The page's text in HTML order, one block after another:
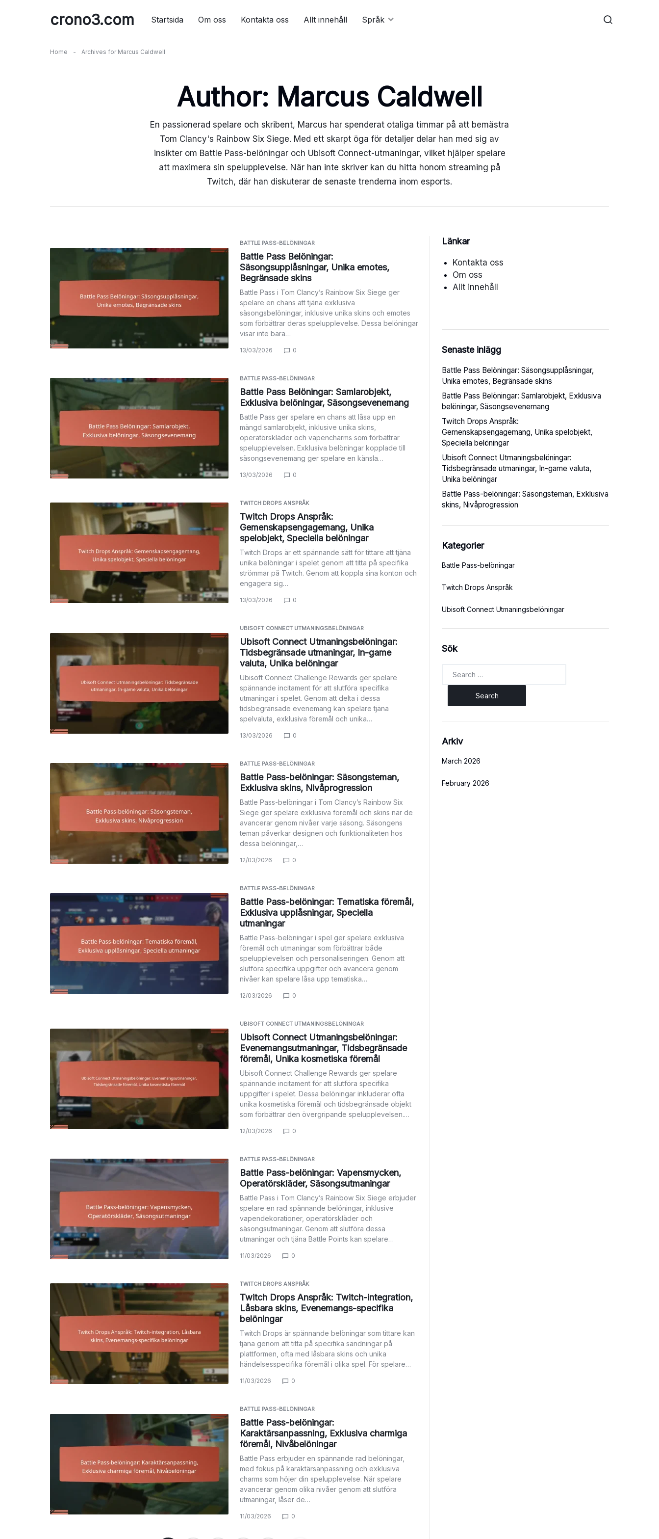
crono3.com Startsida Om oss Kontakta oss Allt innehåll Språk
Home - Archives for Marcus Caldwell
Author: Marcus Caldwell
En passionerad spelare och skribent, Marcus har spenderat otaliga timmar på att bemästra
Tom Clancy's Rainbow Six Siege. Med ett skarpt öga för detaljer delar han med sig av
insikter om Battle Pass-belöningar och Ubisoft Connect-utmaningar, vilket hjälper spelare
att maximera sin spelupplevelse. När han inte skriver kan du hitta honom streaming på
Twitch, där han diskuterar de senaste trenderna inom esports.
BATTLE PASS-BELÖNINGAR
Battle Pass Belöningar:
Säsongsupplåsningar, Unika emotes,
Begränsade skins
Battle Pass i Tom Clancy’s Rainbow Six Siege ger
spelare en chans att tjäna exklusiva
säsongsbelöningar, inklusive unika skins och emotes
som förbättrar deras spelupplevelse. Dessa belöningar
visar inte bara…
13/03/2026 0
BATTLE PASS-BELÖNINGAR
Battle Pass Belöningar: Samlarobjekt,
Exklusiva belöningar, Säsongsevenemang
Battle Pass ger spelare en chans att låsa upp en
mängd samlarobjekt, inklusive unika skins,
operatörskläder och vapencharms som förbättrar
spelupplevelsen. Exklusiva belöningar kopplade till
säsongsevenemang ger spelare en känsla…
13/03/2026 0
TWITCH DROPS ANSPRÅK
Twitch Drops Anspråk:
Gemenskapsengagemang, Unika
spelobjekt, Speciella belöningar
Twitch Drops är ett spännande sätt för tittare att tjäna
unika belöningar i spelet genom att titta på specifika
strömmar på Twitch. Genom att koppla sina konton och
engagera sig…
13/03/2026 0
UBISOFT CONNECT UTMANINGSBELÖNINGAR
Ubisoft Connect Utmaningsbelöningar:
Tidsbegränsade utmaningar, In-game
valuta, Unika belöningar
Ubisoft Connect Challenge Rewards ger spelare
spännande incitament för att slutföra specifika
utmaningar i spelet. Genom att delta i dessa
tidsbegränsade evenemang kan spelare tjäna
spelvaluta, exklusiva föremål och unika…
13/03/2026 0
BATTLE PASS-BELÖNINGAR
Battle Pass-belöningar: Säsongsteman,
Exklusiva skins, Nivåprogression
Battle Pass-belöningar i Tom Clancy’s Rainbow Six
Siege ger spelare exklusiva föremål och skins när de
avancerar genom nivåer varje säsong. Säsongens
teman påverkar designen och funktionaliteten hos
dessa belöningar,…
12/03/2026 0
BATTLE PASS-BELÖNINGAR
Battle Pass-belöningar: Tematiska föremål,
Exklusiva upplåsningar, Speciella
utmaningar
Battle Pass-belöningar i spel ger spelare exklusiva
föremål och utmaningar som förbättrar både
spelupplevelsen och personaliseringen. Genom att
slutföra specifika uppgifter och avancera genom
nivåer kan spelare låsa upp tematiska…
12/03/2026 0
UBISOFT CONNECT UTMANINGSBELÖNINGAR
Ubisoft Connect Utmaningsbelöningar:
Evenemangsutmaningar, Tidsbegränsade
föremål, Unika kosmetiska föremål
Ubisoft Connect Challenge Rewards ger spelare
spännande incitament för att slutföra specifika
uppgifter i spelet. Dessa belöningar inkluderar ofta
unika kosmetiska föremål och tidsbegränsade objekt
som förbättrar den övergripande spelupplevelsen.…
12/03/2026 0
BATTLE PASS-BELÖNINGAR
Battle Pass-belöningar: Vapensmycken,
Operatörskläder, Säsongsutmaningar
Battle Pass i Tom Clancy’s Rainbow Six Siege erbjuder
spelare en rad spännande belöningar, inklusive
vapendekorationer, operatörskläder och
säsongsutmaningar. Genom att slutföra dessa
utmaningar och tjäna Battle Points kan spelare…
11/03/2026 0
TWITCH DROPS ANSPRÅK
Twitch Drops Anspråk: Twitch-integration,
Låsbara skins, Evenemangs-specifika
belöningar
Twitch Drops är spännande belöningar som tittare kan
tjäna genom att titta på specifika sändningar på
plattformen, ofta med låsbara skins och unika
händelsesspecifika föremål i olika spel. För spelare…
11/03/2026 0
BATTLE PASS-BELÖNINGAR
Battle Pass-belöningar:
Karaktärsanpassning, Exklusiva charmiga
föremål, Nivåbelöningar
Battle Pass erbjuder en spännande rad belöningar,
med fokus på karaktärsanpassning och exklusiva
charms som höjer din spelupplevelse. När spelare
avancerar genom olika nivåer genom att slutföra
utmaningar, låser de…
11/03/2026 0
Länkar
Kontakta oss
Om oss
Allt innehåll
Senaste inlägg
Battle Pass Belöningar: Säsongsupplåsningar,
Unika emotes, Begränsade skins
Battle Pass Belöningar: Samlarobjekt, Exklusiva
belöningar, Säsongsevenemang
Twitch Drops Anspråk:
Gemenskapsengagemang, Unika spelobjekt,
Speciella belöningar
Ubisoft Connect Utmaningsbelöningar:
Tidsbegränsade utmaningar, In-game valuta,
Unika belöningar
Battle Pass-belöningar: Säsongsteman, Exklusiva
skins, Nivåprogression
Kategorier
Battle Pass-belöningar
Twitch Drops Anspråk
Ubisoft Connect Utmaningsbelöningar
Sök
Arkiv
March 2026
February 2026